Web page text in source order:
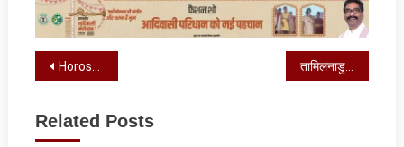
Post
Horoscope : आज का राशिफल, जानें कैसा रहेगा आपका दिन तामिलनाडु में ये 23 विधायक बनेंगे मंत्री, कांग्रेस को 59 साल बाद म‍िला ये मौका
Related Posts